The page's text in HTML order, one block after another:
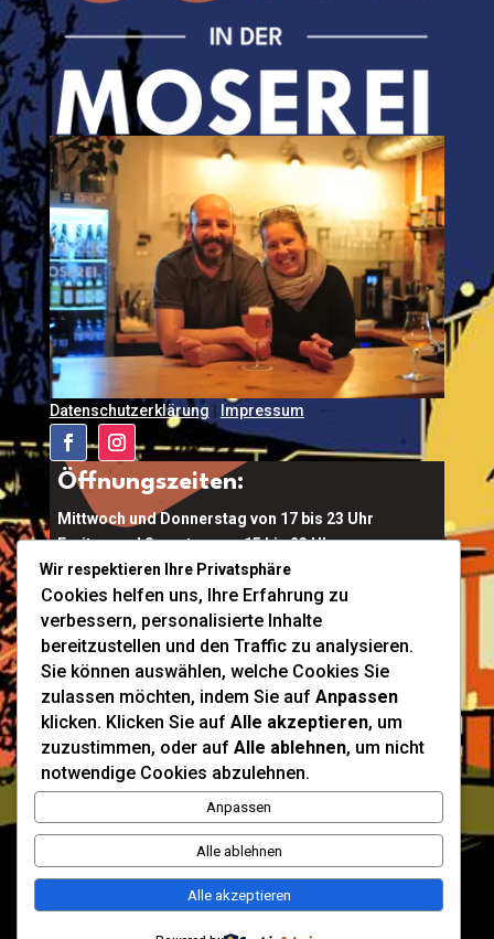
Datenschutzerklärung | Impressum
Öffnungszeiten:
Mittwoch und Donnerstag von 17 bis 23 Uhr
Freitag und Samstag von 15 bis 23 Uhr
Kalkofen 6a, 4644 Scharnstein
Ort Buchen
Tel:0664 911 5829
Mail:
conti@diemoserei.at
Infos & Buchen
Wir respektieren Ihre Privatsphäre
Cookies helfen uns, Ihre Erfahrung zu
verbessern, personalisierte Inhalte
bereitzustellen und den Traffic zu analysieren.
Sie können auswählen, welche Cookies Sie
zulassen möchten, indem Sie auf Anpassen
klicken. Klicken Sie auf Alle akzeptieren, um
zuzustimmen, oder auf Alle ablehnen, um nicht
notwendige Cookies abzulehnen.
Anpassen
Alle ablehnen
Alle akzeptieren